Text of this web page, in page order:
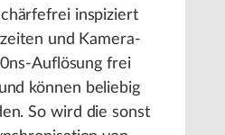
inspiziert
und Kamera-
Auflösung frei
können beliebig
So wird die sonst